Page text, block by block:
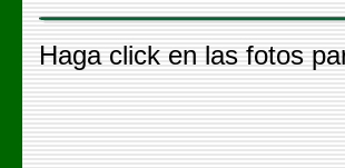
Haga click en las fotos